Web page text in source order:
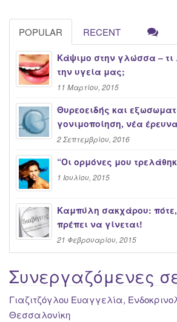
POPULAR RECENT
Κάψιμο στην γλώσσα – τι
την υγεία μας;
11 Μαρτίου, 2015
Θυρεοειδής και
γονιμοποίηση, νέα
2 Σεπτεμβρίου, 2016
“Oι ορμόνες μου
1 Ιουλίου, 2015
Καμπύλη σακχάρου: πότε,
πρέπει να γίνεται!
21 Φεβρουαρίου, 2015
Συνεργαζόμενες
Γιαζιτζόγλου Ευαγγελία,
Θεσσαλονίκη